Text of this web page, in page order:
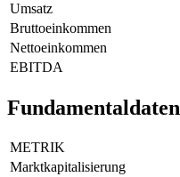
Umsatz
Bruttoeinkommen
Nettoeinkommen
EBITDA
Fundamentaldaten
METRIK
Marktkapitalisierung